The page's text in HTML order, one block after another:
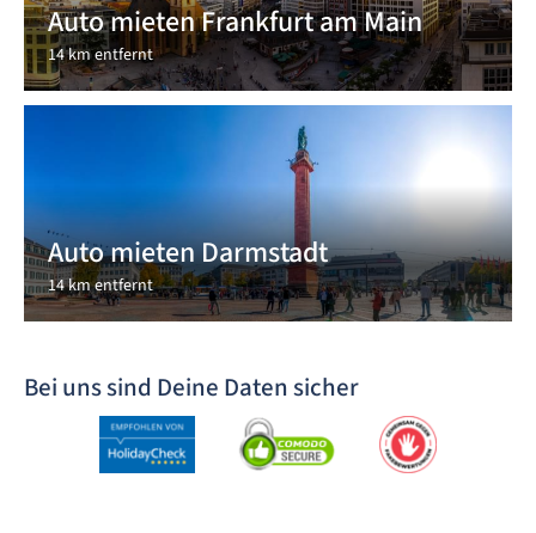
Auto mieten Frankfurt am Main
14 km entfernt
Auto mieten Darmstadt
14 km entfernt
Bei uns sind Deine Daten sicher